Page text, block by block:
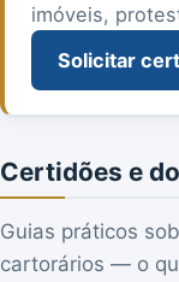
imóveis,
Solicitar
Certidões e
Guias práticos
cartorários — o